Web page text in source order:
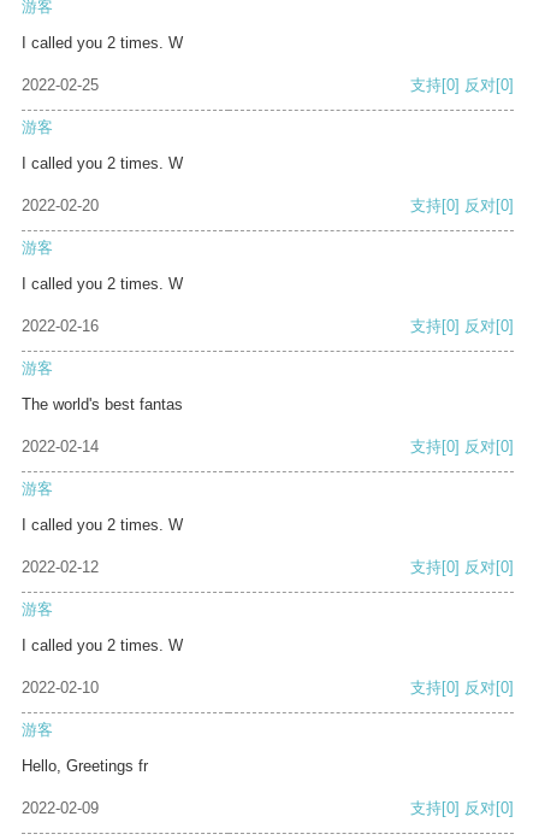
游客
I called you 2 times. W
2022-02-25 支持[0] 反对[0]
游客
I called you 2 times. W
2022-02-20 支持[0] 反对[0]
游客
I called you 2 times. W
2022-02-16 支持[0] 反对[0]
游客
The world's best fantas
2022-02-14 支持[0] 反对[0]
游客
I called you 2 times. W
2022-02-12 支持[0] 反对[0]
游客
I called you 2 times. W
2022-02-10 支持[0] 反对[0]
游客
Hello, Greetings fr
2022-02-09 支持[0] 反对[0]